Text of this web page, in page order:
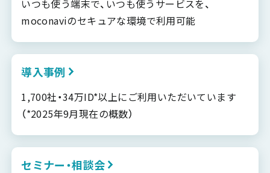
いつも使う端末で、いつも使うサービスを、
moconaviのセキュアな環境で利用可能
導入事例
1,700社・34万ID*以上にご利用いただいています
（*2025年9月現在の概数）
セミナー・相談会